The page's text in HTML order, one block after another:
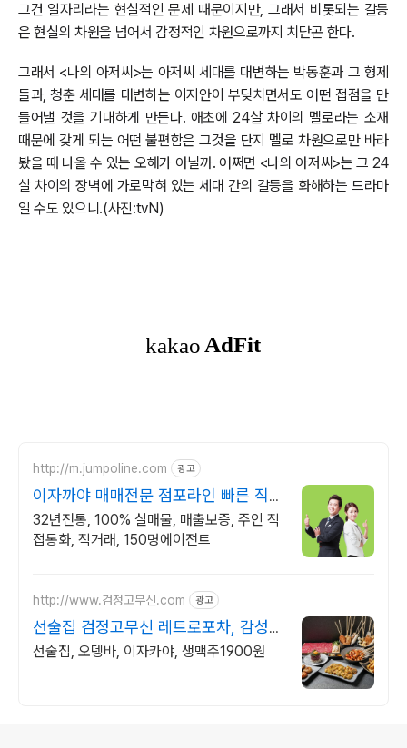
그건 일자리라는 현실적인 문제 때문이지만, 그래서 비롯되는 갈등
은 현실의 차원을 넘어서 감정적인 차원으로까지 치닫곤 한다.
그래서 <나의 아저씨>는 아저씨 세대를 대변하는 박동훈과 그 형제
들과, 청춘 세대를 대변하는 이지안이 부딪치면서도 어떤 접점을 만
들어낼 것을 기대하게 만든다. 애초에 24살 차이의 멜로라는 소재
때문에 갖게 되는 어떤 불편함은 그것을 단지 멜로 차원으로만 바라
봤을 때 나올 수 있는 오해가 아닐까. 어쩌면 <나의 아저씨>는 그 24
살 차이의 장벽에 가로막혀 있는 세대 간의 갈등을 화해하는 드라마
일 수도 있으니.(사진:tvN)
http://m.jumpoline.com 광고
이자까야 매매전문 점포라인 빠른 직거
래 & 안전중개거래
32년전통, 100% 실매물, 매출보증, 주인 직
접통화, 직거래, 150명에이전트
http://www.검정고무신.com 광고
선술집 검정고무신 레트로포차, 감성포
차 창업
선술집, 오뎅바, 이자카야, 생맥주1900원